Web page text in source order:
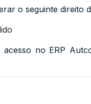
o seguinte direito
no ERP